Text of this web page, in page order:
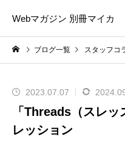
Webマガジン 別冊マイカ
ブログ一覧 スタッフコ
2023.07.07
「Threads（スレ
レッション